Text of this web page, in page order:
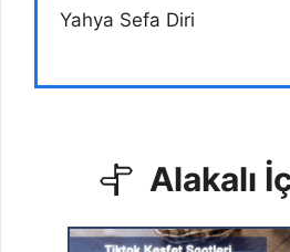
Yahya Sefa Diri
Alakalı